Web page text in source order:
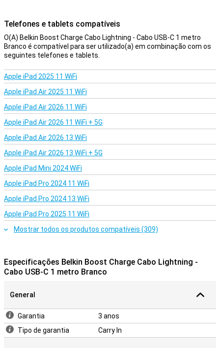
Telefones e tablets compatíveis
O(A) Belkin Boost Charge Cabo Lightning - Cabo USB-C 1 metro
Branco é compatível para ser utilizado(a) em combinação com os
seguintes telefones e tablets.
Apple iPad 2025 11 WiFi
Apple iPad Air 2025 11 WiFi
Apple iPad Air 2026 11 WiFi
Apple iPad Air 2026 11 WiFi + 5G
Apple iPad Air 2026 13 WiFi
Apple iPad Air 2026 13 WiFi + 5G
Apple iPad Mini 2024 WiFi
Apple iPad Pro 2024 11 WiFi
Apple iPad Pro 2024 13 WiFi
Apple iPad Pro 2025 11 WiFi
Mostrar todos os produtos compatíveis (309)
Especificações Belkin Boost Charge Cabo Lightning -
Cabo USB-C 1 metro Branco
General
Garantia
3 anos
Tipo de garantia
Carry In